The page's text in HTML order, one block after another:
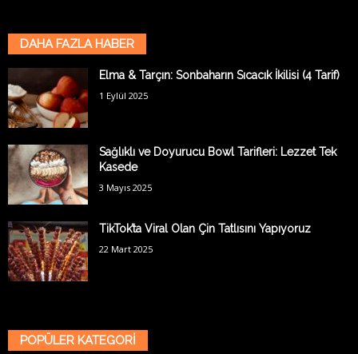
DAHA FAZLA HABER
Elma & Tarçın: Sonbaharın Sıcacık İkilisi (4 Tarif)
1 Eylül 2025
Sağlıklı ve Doyurucu Bowl Tarifleri: Lezzet Tek
Kasede
3 Mayıs 2025
TikTok’ta Viral Olan Çin Tatlısını Yapıyoruz
22 Mart 2025
POPÜLER KATEGORİ